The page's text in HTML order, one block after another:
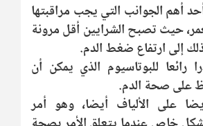
أهم الجوانب التي يجب مراقبتها
حيث تصبح الشرايين أقل مرونة
إلى ارتفاع ضغط الدم.
رائعا للبوتاسيوم الذي يمكن أن
على صحة الدم.
على الألياف أيضا، وهو أمر